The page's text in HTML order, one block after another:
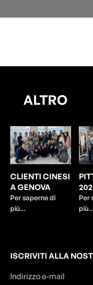
ALTRO
CLIENTI CINESI
A GENOVA
Per saperne di
più...
Per
ISCRIVITI ALLA